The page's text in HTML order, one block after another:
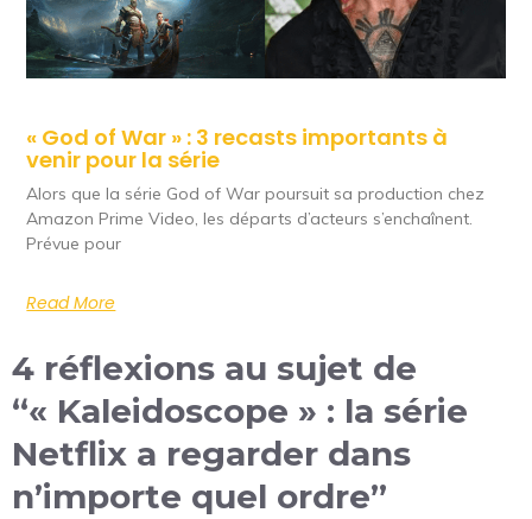
« God of War » : 3 recasts importants à
venir pour la série
Alors que la série God of War poursuit sa production chez
Amazon Prime Video, les départs d’acteurs s’enchaînent.
Prévue pour
Read More
4 réflexions au sujet de
“« Kaleidoscope » : la série
Netflix a regarder dans
n’importe quel ordre”